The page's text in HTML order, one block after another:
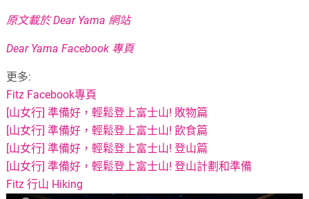
原文載於 Dear Yama 網站
Dear Yama Facebook 專頁
更多:
Fitz Facebook專頁
[山女行] 準備好，輕鬆登上富士山! 敗物篇
[山女行] 準備好，輕鬆登上富士山! 飲食篇
[山女行] 準備好，輕鬆登上富士山! 登山篇
[山女行] 準備好，輕鬆登上富士山! 登山計劃和準備
Fitz 行山 Hiking